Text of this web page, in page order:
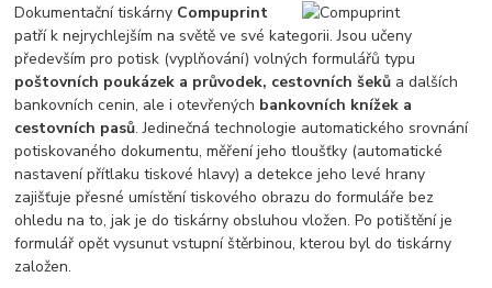
Dokumentační tiskárny Compuprint
patří k nejrychlejším na světě ve své kategorii. Jsou učeny
především pro potisk (vyplňování) volných formulářů typu
poštovních poukázek a průvodek, cestovních šeků a dalších
bankovních cenin, ale i otevřených bankovních knížek a
cestovních pasů. Jedinečná technologie automatického srovnání
potiskovaného dokumentu, měření jeho tloušťky (automatické
nastavení přítlaku tiskové hlavy) a detekce jeho levé hrany
zajišťuje přesné umístění tiskového obrazu do formuláře bez
ohledu na to, jak je do tiskárny obsluhou vložen. Po potištění je
formulář opět vysunut vstupní štěrbinou, kterou byl do tiskárny
založen.